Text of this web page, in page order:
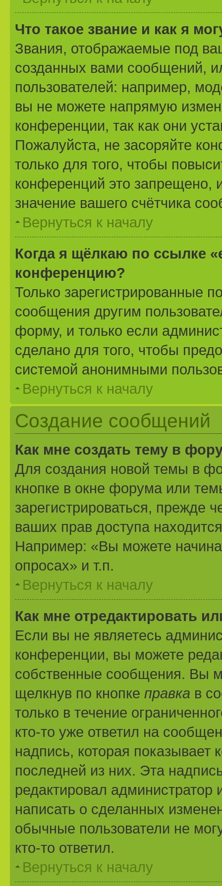
Что такое звание и как я
Звания, отображаемые под
созданных вами сообщений,
пользователей: например,
вы не можете напрямую
конференции, так как они
Пожалуйста, не засоряйте
только для того, чтобы
конференций это запрещено,
значение вашего счётчика
Вернуться к началу
Когда я щёлкаю по ссылке
конференцию?
Только зарегистрированные
сообщения другим
форму, и только если
сделано для того, чтобы
системой анонимными
Вернуться к началу
Создание сообщений
Как мне создать тему в
Для создания новой темы в
кнопке в окне форума или
зарегистрироваться, прежде
ваших прав доступа
Например: «Вы можете
опросах» и т.п.
Вернуться к началу
Как мне отредактировать
Если вы не являетесь
конференции, вы можете
собственные сообщения. Вы
щелкнув по кнопке правка в
только в течение
кто-то уже ответил на
надпись, которая показывает
последней из них. Эта
редактировал
написать о сделанных
обычные пользователи не
кто-то ответил.
Вернуться к началу